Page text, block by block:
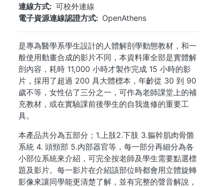
連線方式
可校外連線
電子資源連線認證方式
OpenAthens
是專為醫學系學生設計的人體解剖學動態教材，和一
般使用動畫合成的影片不同，本資料庫全部是實體解
剖內容，耗時 11,000 小時才製作完成 15 小時的影
片，採用了超過 200 具大體標本，年齡從 30 到 90
歲不等，女性佔了三分之一，可作為老師課堂上的補
充教材，或在實驗課前後學生的自我進修的重要工
具。
本產品共分為五部分；1.上肢2.下肢 3.軀幹肌肉骨骼
系統 4. 頭頸部 5.內部器官等，每一部分再細分為各
小部位系統來介紹，可完全按老師及學生需要點選標
題及影片。每一影片在介紹該部位時都會用立體旋轉
影像來讓同學能更清楚了解，並有完整的聲音解說，